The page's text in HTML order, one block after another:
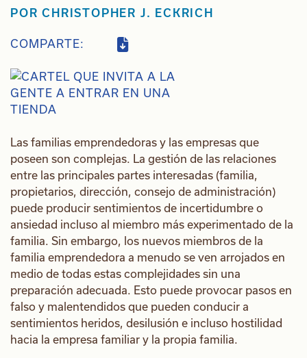
PORCHRISTOPHER J. ECKRICH
COMPARTE:
Las familias emprendedoras y las empresas que
poseen son complejas. La gestión de las relaciones
entre las principales partes interesadas (familia,
propietarios, dirección, consejo de administración)
puede producir sentimientos de incertidumbre o
ansiedad incluso al miembro más experimentado de la
familia. Sin embargo, los nuevos miembros de la
familia emprendedora a menudo se ven arrojados en
medio de todas estas complejidades sin una
preparación adecuada. Esto puede provocar pasos en
falso y malentendidos que pueden conducir a
sentimientos heridos, desilusión e incluso hostilidad
hacia la empresa familiar y la propia familia.